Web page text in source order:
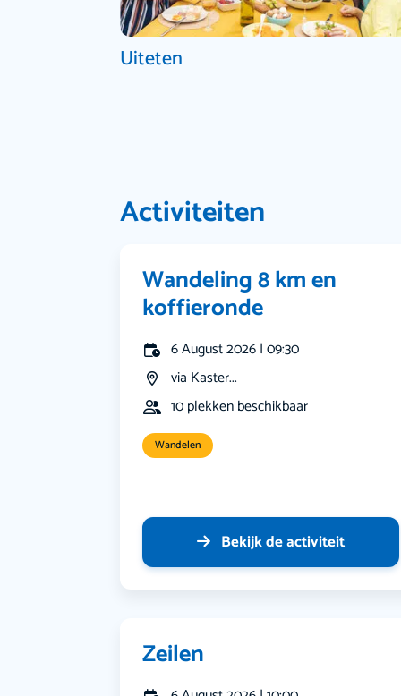
Uiteten
Activiteiten
Wandeling 8 km en
koffieronde
6 August 2026 | 09:30
via Kaster...
10 plekken beschikbaar
Wandelen
Bekijk de activiteit
Zeilen